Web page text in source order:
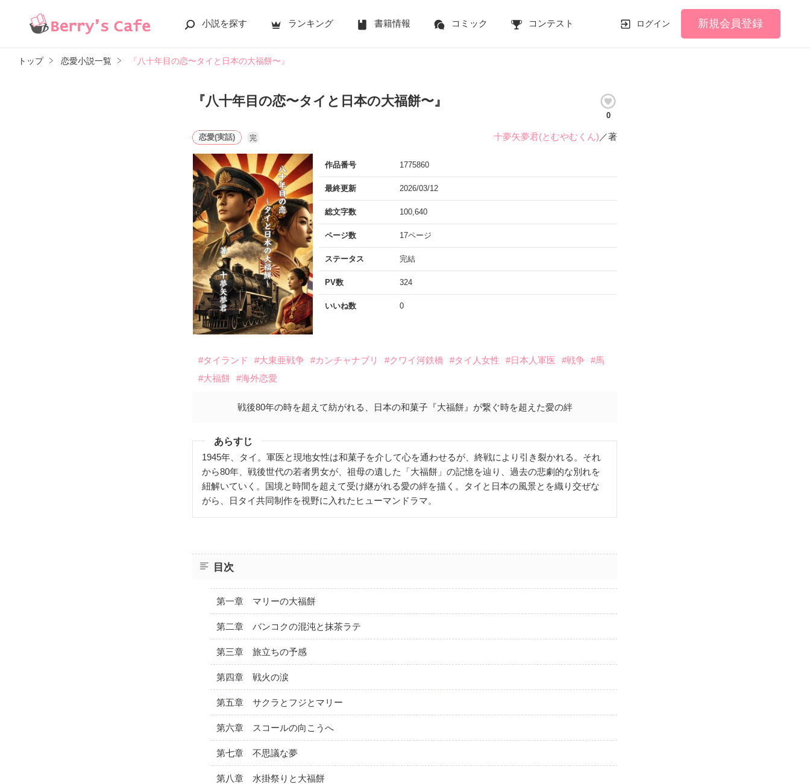
小説を探す ランキング 書籍情報 コミック コンテスト ログイン 新規会員登録
トップ 恋愛小説一覧 『八十年目の恋〜タイと日本の大福餅〜』
『八十年目の恋〜タイと日本の大福餅〜』
0
恋愛(実話) 完 十夢矢夢君(とむやむくん) ／著
作品番号 1775860
最終更新 2026/03/12
総文字数 100,640
ページ数 17ページ
ステータス 完結
PV数 324
いいね数 0
#タイランド #大東亜戦争 #カンチャナブリ #クワイ河鉄橋 #タイ人女性 #日本人軍医 #戦争
#馬
#大福餅
#海外恋愛
戦後80年の時を超えて紡がれる、日本の和菓子『大福餅』が繋ぐ時を超えた愛の絆
あらすじ
1945年、タイ。軍医と現地女性は和菓子を介して心を通わせるが、終戦により引き裂かれる。それ
から80年、戦後世代の若者男女が、祖母の遺した「大福餅」の記憶を辿り、過去の悲劇的な別れを
紐解いていく。国境と時間を超えて受け継がれる愛の絆を描く。タイと日本の風景とを織り交ぜな
がら、日タイ共同制作を視野に入れたヒューマンドラマ。
目次
第一章 マリーの大福餅
第二章 バンコクの混沌と抹茶ラテ
第三章 旅立ちの予感
第四章 戦火の涙
第五章 サクラとフジとマリー
第六章 スコールの向こうへ
第七章 不思議な夢
第八章 水掛祭りと大福餅